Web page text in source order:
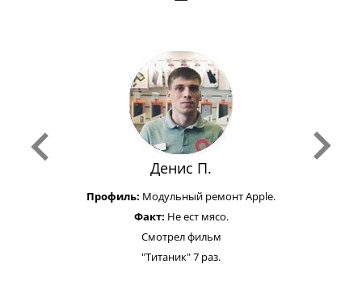
Денис П.
Профиль: Модульный ремонт Apple.
Факт: Не ест мясо.
Смотрел фильм
"Титаник" 7 раз.